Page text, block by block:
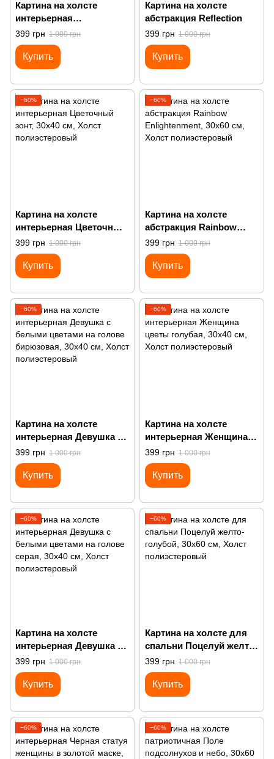
Картина на холсте
интерьерная
Подснежники
399 грн 1 000 грн
Купить
Картина на холсте
абстракция Reflection
399 грн 1 000 грн
Купить
−60%
Картина на холсте
интерьерная Цветочный
зонт
399 грн 1 000 грн
Купить
−60%
Картина на холсте
абстракция Rainbow
Enlightenment
399 грн 1 000 грн
Купить
−60%
Картина на холсте
интерьерная Девушка с
белыми цветами на
голове бирюзовая
399 грн 1 000 грн
Купить
−60%
Картина на холсте
интерьерная Женщина
цветы голубая
399 грн 1 000 грн
Купить
−60%
Картина на холсте
интерьерная Девушка с
белыми цветами на
голове серая
399 грн 1 000 грн
Купить
−60%
Картина на холсте для
спальни Поцелуй желто-
голубой
399 грн 1 000 грн
Купить
−60% −60%